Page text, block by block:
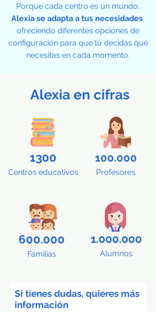
Porque cada centro es un mundo,
Alexia se adapta a tus necesidades,
ofreciendo diferentes opciones de
configuración para que tú decidas qué
necesitas en cada momento.
Alexia en cifras
1300
Centros educativos
100.000
Profesores
600.000
Familias
1.000.000
Alumnos
Si tienes dudas, quieres más
información